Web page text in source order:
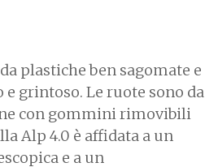
plastiche ben sagomate e
grintoso. Le ruote sono da
con gommini rimovibili
Alp 4.0 è affidata a un
e a un